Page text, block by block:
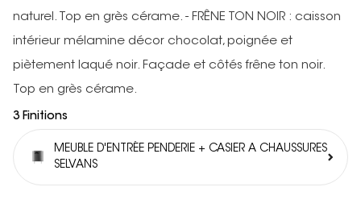
naturel. Top en grès cérame. - FRÊNE TON NOIR : caisson
intérieur mélamine décor chocolat, poignée et
piètement laqué noir. Façade et côtés frêne ton noir.
Top en grès cérame.
3 Finitions
MEUBLE D'ENTRÉE PENDERIE + CASIER A CHAUSSURES
SELVANS